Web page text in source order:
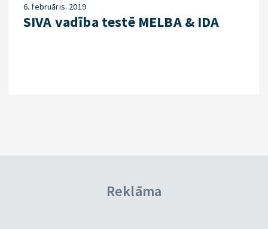
6. februāris. 2019
SIVA vadība testē MELBA & IDA
Reklāma